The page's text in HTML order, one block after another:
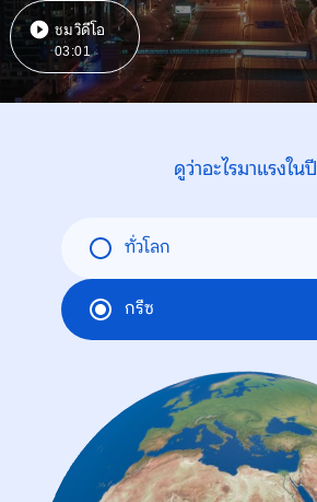
ชมวิดีโอ
03:01
ดูว่าอะไรมาแรงในปี
ทั่วโลก
กรีซ